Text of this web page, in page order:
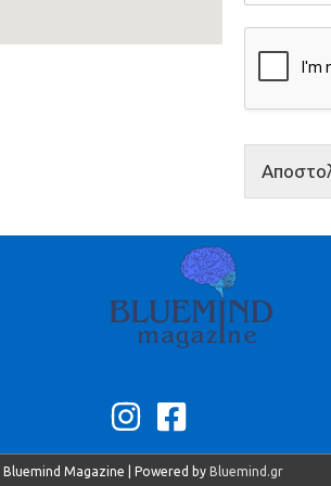
Bluemind Magazine | Powered by Bluemind.gr